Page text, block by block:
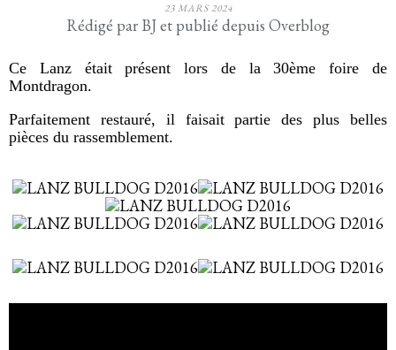
23 MARS 2024
Rédigé par BJ et publié depuis Overblog
Ce Lanz était présent lors de la 30ème foire de
Montdragon.
Parfaitement restauré, il faisait partie des plus belles
pièces du rassemblement.